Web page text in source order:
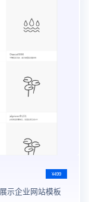
示企业网站模板
¥499